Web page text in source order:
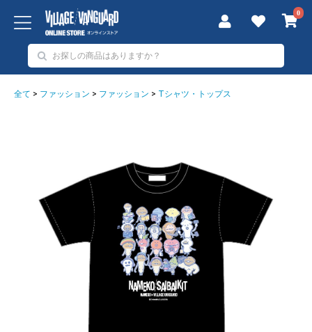
0
全て > ファッション > ファッション > Tシャツ・トップス